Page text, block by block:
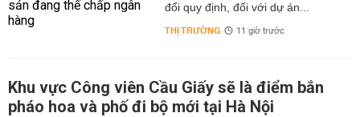
đổi quy định, đối với dự án...
THỊ TRƯỜNG 11 giờ trước
Khu vực Công viên Cầu Giấy sẽ là điểm bắn
pháo hoa và phố đi bộ mới tại Hà Nội